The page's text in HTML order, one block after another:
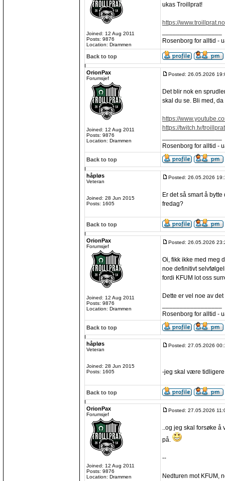
Joined: 12 Aug 2011
Posts: 9876
Location: Drammen
ukas Troillprat!
https://
Rosenborg for alltid -
Back to top
OrionPax
Forumsjef
Joined: 12 Aug 2011
Posts: 9876
Location: Drammen
Posted: 26.05.2026
Det blir nok en
skal du se. Bli med,
https://
https://twitch.tv/troillprat
Rosenborg for alltid -
Back to top
håpløs
Veteran
Joined: 28 Jun 2015
Posts: 1605
Posted: 26.05.2026
Er det så smart å
fredag?
Back to top
OrionPax
Forumsjef
Joined: 12 Aug 2011
Posts: 9876
Location: Drammen
Posted: 26.05.2026
Oi, fikk ikke med meg
noe definitivt
fordi KFUM lot oss
Dette er vel noe av
Rosenborg for alltid -
Back to top
håpløs
Veteran
Joined: 28 Jun 2015
Posts: 1605
Posted: 27.05.2026
-jeg skal være
Back to top
OrionPax
Forumsjef
Joined: 12 Aug 2011
Posts: 9876
Location: Drammen
Posted: 27.05.2026
..og jeg skal forsøke
på.
--
Nedturen mot KFUM,